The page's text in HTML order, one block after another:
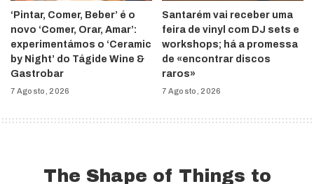
‘Pintar, Comer, Beber’ é o
novo ‘Comer, Orar, Amar’:
experimentámos o ‘Ceramic
by Night’ do Tágide Wine &
Gastrobar
7 Agosto, 2026
Santarém vai receber uma
feira de vinyl com DJ sets e
workshops; há a promessa
de «encontrar discos
raros»
7 Agosto, 2026
The Shape of Things to